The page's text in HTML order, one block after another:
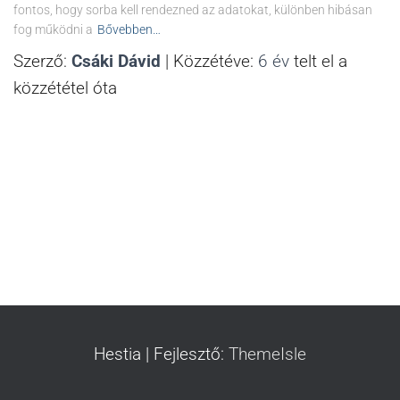
fontos, hogy sorba kell rendezned az adatokat, különben hibásan
fog működni a Bővebben…
Szerző: Csáki Dávid | Közzétéve: 6 év telt el a
közzététel óta
Hestia | Fejlesztő: ThemeIsle